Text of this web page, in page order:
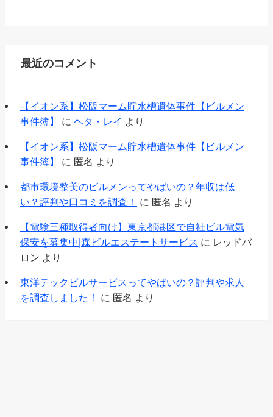
最近のコメント
【イオン系】松阪マーム貯水槽遺体事件【ビルメン
事件簿】
に ヘタ・レイ より
【イオン系】松阪マーム貯水槽遺体事件【ビルメン
事件簿】
に 匿名 より
都市環境整美のビルメンってやばいの？年収は低
い？評判や口コミを調査！
に 匿名 より
【電験三種取得者向け】東京都港区で自社ビル電気
保安を募集中|森ビルエステートサービス に レッドバ
ロン より
東洋テックビルサービスってやばいの？評判や求人
を調査しました！
に 匿名 より